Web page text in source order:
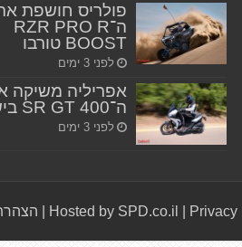
פולריס חושפת
ה־RZR PRO R
BOOST טורבו
לפני 3 ימים
אפריליה משיקה
ה־SR GT 400 בישראל
לפני 3 ימים
Hosted by SPD.co.il Privacy